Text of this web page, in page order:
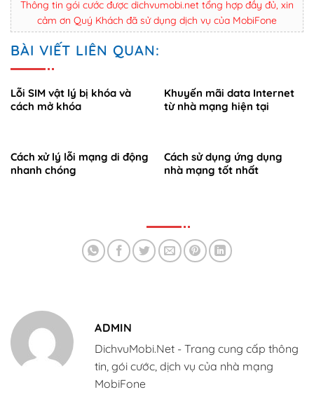
Thông tin gói cước được dichvumobi.net tổng hợp đầy đủ, xin
cảm ơn Quý Khách đã sử dụng dịch vụ của MobiFone
BÀI VIẾT LIÊN QUAN:
Lỗi SIM vật lý bị khóa và
cách mở khóa
Khuyến mãi data Internet
từ nhà mạng hiện tại
Cách xử lý lỗi mạng di động
nhanh chóng
Cách sử dụng ứng dụng
nhà mạng tốt nhất
ADMIN
DichvuMobi.Net - Trang cung cấp thông
tin, gói cước, dịch vụ của nhà mạng
MobiFone